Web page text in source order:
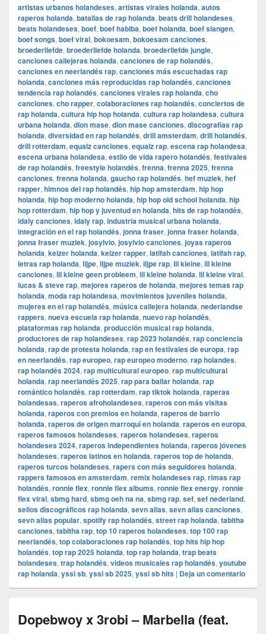
artistas urbanos holandeses, artistas virales holanda, autos
raperos holanda, batallas de rap holanda, beats drill holandeses,
beats holandeses, boef, boef habiba, boef holanda, boef slangen,
boef songs, boef viral, bokoesam, bokoesam canciones,
broederliefde, broederliefde holanda, broederliefde jungle,
canciones callejeras holanda, canciones de rap holandés,
canciones en neerlandés rap, canciones más escuchadas rap
holanda, canciones más reproducidas rap holandés, canciones
tendencia rap holandés, canciones virales rap holanda, cho
canciones, cho rapper, colaboraciones rap holandés, conciertos de
rap holanda, cultura hip hop holanda, cultura rap holandesa, cultura
urbana holanda, dion mase, dion mase canciones, discografías rap
holanda, diversidad en rap holandés, drill amsterdam, drill holandés,
drill rotterdam, equalz canciones, equalz rap, escena rap holandesa,
escena urbana holandesa, estilo de vida rapero holandés, festivales
de rap holandés, freestyle holandés, frenna, frenna 2025, frenna
canciones, frenna holanda, gaucho rap holandés, hef muziek, hef
rapper, himnos del rap holandés, hip hop amsterdam, hip hop
holanda, hip hop moderno holanda, hip hop old school holanda, hip
hop rotterdam, hip hop y juventud en holanda, hits de rap holandés,
idaly canciones, idaly rap, industria musical urbana holanda,
integración en el rap holandés, jonna fraser, jonna fraser holanda,
jonna fraser muziek, josylvio, josylvio canciones, joyas raperos
holanda, keizer holanda, keizer rapper, latifah canciones, latifah rap,
letras rap holanda, lijpe, lijpe muziek, lijpe rap, lil kleine, lil kleine
canciones, lil kleine geen probleem, lil kleine holanda, lil kleine viral,
lucas & steve rap, mejores raperos de holanda, mejores temas rap
holanda, moda rap holandesa, movimientos juveniles holanda,
mujeres en el rap holandés, música callejera holanda, nederlandse
rappers, nueva escuela rap holanda, nuevo rap holandés,
plataformas rap holanda, producción musical rap holanda,
productores de rap holandeses, rap 2023 holandés, rap conciencia
holanda, rap de protesta holanda, rap en festivales de europa, rap
en neerlandés, rap europeo, rap europeo moderno, rap holandes,
rap holandés 2024, rap multicultural europeo, rap multicultural
holanda, rap neerlandés 2025, rap para bailar holanda, rap
romántico holandés, rap rotterdam, rap tiktok holanda, raperas
holandesas, raperos afroholandeses, raperos con más visitas
holanda, raperos con premios en holanda, raperos de barrio
holanda, raperos de origen marroquí en holanda, raperos en europa,
raperos famosos holandeses, raperos holandeses, raperos
holandeses 2024, raperos independientes holanda, raperos jóvenes
holandeses, raperos latinos en holanda, raperos top de holanda,
raperos turcos holandeses, rapers con más seguidores holanda,
rappers famosos en amsterdam, remix holandeses rap, rimas rap
holandés, ronnie flex, ronnie flex albums, ronnie flex energy, ronnie
flex viral, sbmg hard, sbmg oeh na na, sbmg rap, sef, sef nederland,
sellos discográficos rap holanda, sevn alias, sevn alias canciones,
sevn alias popular, spotify rap holandés, street rap holanda, tabitha
canciones, tabitha rap, top 10 raperos holandeses, top 100 rap
neerlandés, top colaboraciones rap holandés, top hits hip hop
holandés, top rap 2025 holanda, top rap holanda, trap beats
holandeses, trap holandés, videos musicales rap holandés, youtube
rap holanda, yssi sb, yssi sb 2025, yssi sb hits | Deja un comentario
Dopebwoy x 3robi – Marbella (feat.